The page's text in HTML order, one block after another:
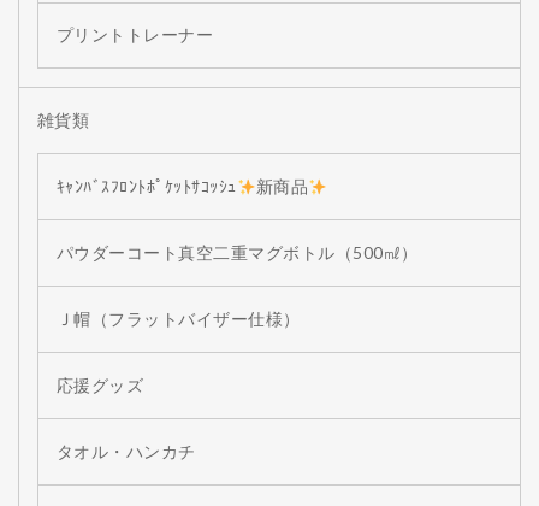
プリントトレーナー
雑貨類
ｷｬﾝﾊﾞｽﾌﾛﾝﾄﾎﾟｹｯﾄｻｺｯｼｭ 新商品
パウダーコート真空二重マグボトル（500㎖）
Ｊ帽（フラットバイザー仕様）
応援グッズ
タオル・ハンカチ